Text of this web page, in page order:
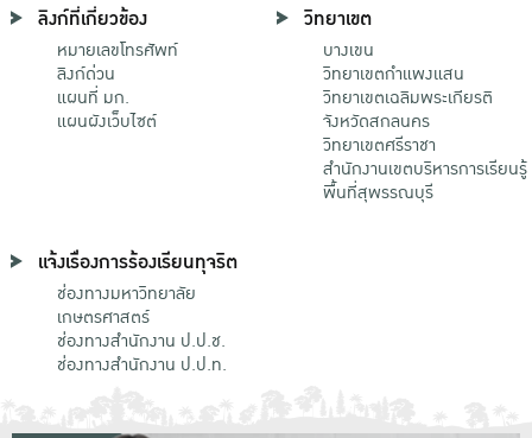
ลิงก์ที่เกี่ยวข้อง
หมายเลขโทรศัพท์
ลิงก์ด่วน
แผนที่ มก.
แผนผังเว็บไซต์
วิทยาเขต
บางเขน
วิทยาเขตกําแพงแสน
วิทยาเขตเฉลิมพระเกียรติ
จังหวัดสกลนคร
วิทยาเขตศรีราชา
สำนักงานเขตบริหารการเรียนรู้
พื้นที่สุพรรณบุรี
แจ้งเรื่องการร้องเรียนทุจริต
ช่องทางมหาวิทยาลัย
เกษตรศาสตร์
ช่องทางสำนักงาน ป.ป.ช.
ช่องทางสำนักงาน ป.ป.ท.